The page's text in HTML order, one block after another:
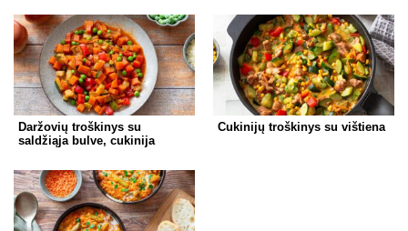
Daržovių troškinys su
saldžiąja bulve, cukinija
Cukinijų troškinys su vištiena